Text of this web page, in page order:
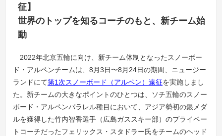
征】
世界のトップを知るコーチのもと、新チーム始
動
2022年北京五輪に向け、新チーム体制となったスノーボー
ド・アルペンチームは、8月3日〜8月24日の期間、ニュージー
ランドにて第1次スノーボード（アルペン）遠征を実施しまし
た。新チームの大きなポイントのひとつは、ソチ五輪のスノー
ボード・アルペンパラレル種目において、アジア勢初の銀メダ
ルを獲得した竹内智香選手（広島ガススキー部）のプライベー
トコーチだったフェリックス・スタドラー氏をチームのヘッド